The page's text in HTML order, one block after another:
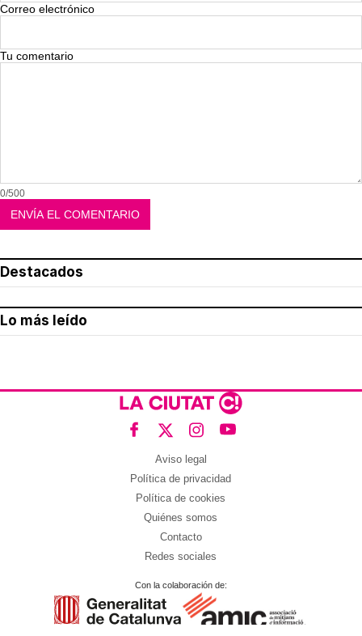
Correo electrónico
Tu comentario
0/500
Destacados
Lo más leído
Aviso legal
Política de privacidad
Política de cookies
Quiénes somos
Contacto
Redes sociales
Con la colaboración de: